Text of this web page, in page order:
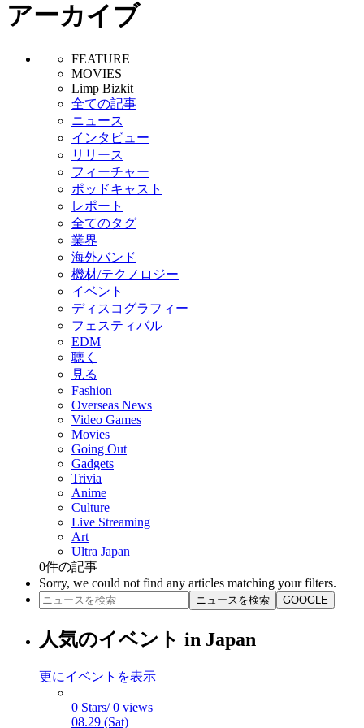
アーカイブ
FEATURE
MOVIES
Limp Bizkit
全ての記事
ニュース
インタビュー
リリース
フィーチャー
ポッドキャスト
レポート
全てのタグ
業界
海外バンド
機材/テクノロジー
イベント
ディスコグラフィー
フェスティバル
EDM
聴く
見る
Fashion
Overseas News
Video Games
Movies
Going Out
Gadgets
Trivia
Anime
Culture
Live Streaming
Art
Ultra Japan
0件の記事
Sorry, we could not find any articles matching your filters.
ニュースを検索 GOOGLE
人気のイベント in Japan
更にイベントを表示
0 Stars/ 0 views
08.29 (Sat)